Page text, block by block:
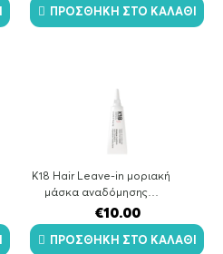
ΠΡΟΣΘΉΚΗ ΣΤΟ ΚΑΛΆΘΙ
K18 Hair Leave-in μοριακή
μάσκα αναδόμησης…
€10.00
ΠΡΟΣΘΉΚΗ ΣΤΟ ΚΑΛΆΘΙ